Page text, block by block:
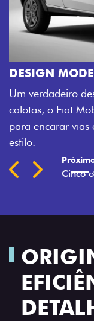
e
CINCO
O Fiat Mobi
sua cara.
Montecarlo,
Silverstone.